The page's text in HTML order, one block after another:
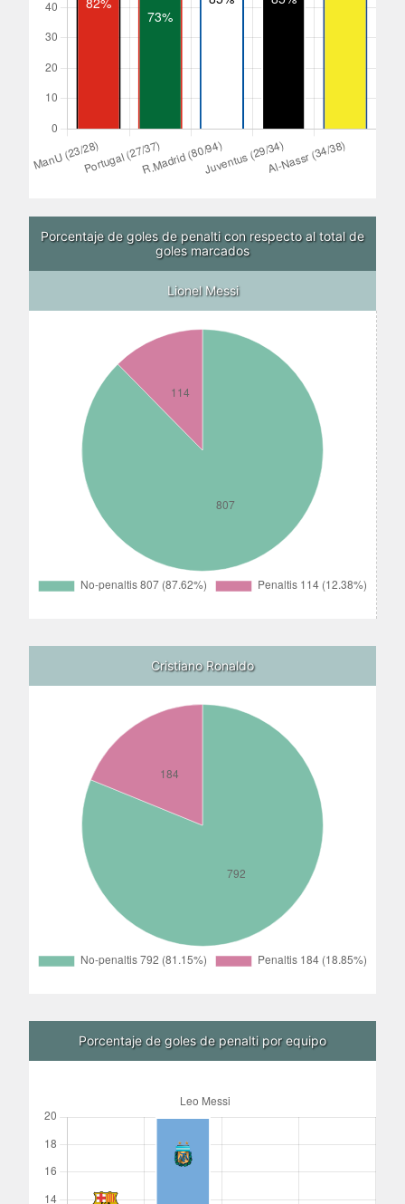
Porcentaje de goles de penalti con respecto al total de
goles marcados
Lionel Messi
Cristiano Ronaldo
Porcentaje de goles de penalti por equipo